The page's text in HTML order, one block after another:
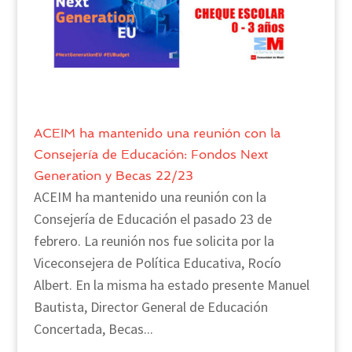
ACEIM ha mantenido una reunión con la
Consejería de Educación: Fondos Next
Generation y Becas 22/23
ACEIM ha mantenido una reunión con la
Consejería de Educación el pasado 23 de
febrero. La reunión nos fue solicita por la
Viceconsejera de Política Educativa, Rocío
Albert. En la misma ha estado presente Manuel
Bautista, Director General de Educación
Concertada, Becas...